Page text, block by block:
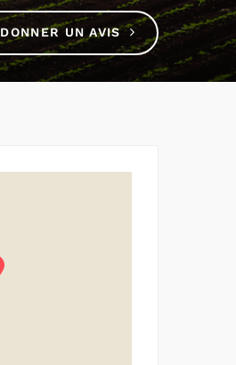
DONNER UN AVIS